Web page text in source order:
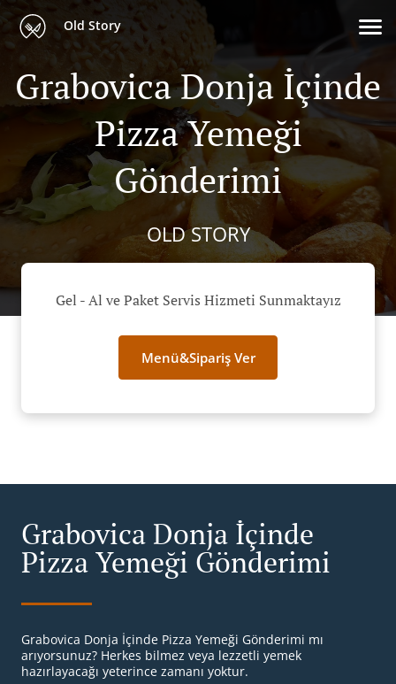
Old Story
Grabovica Donja İçinde
Pizza Yemeği
Gönderimi
OLD STORY
Gel - Al ve Paket Servis Hizmeti Sunmaktayız
Menü&Sipariş Ver
Grabovica Donja İçinde
Pizza Yemeği Gönderimi
Grabovica Donja İçinde Pizza Yemeği Gönderimi mı
arıyorsunuz? Herkes bilmez veya lezzetli yemek
hazırlayacağı yeterince zamanı yoktur.